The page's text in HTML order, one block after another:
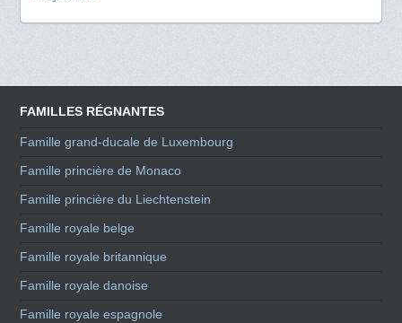
FAMILLES RÉGNANTES
Famille grand-ducale de Luxembourg
Famille princière de Monaco
Famille princière du Liechtenstein
Famille royale belge
Famille royale britannique
Famille royale danoise
Famille royale espagnole